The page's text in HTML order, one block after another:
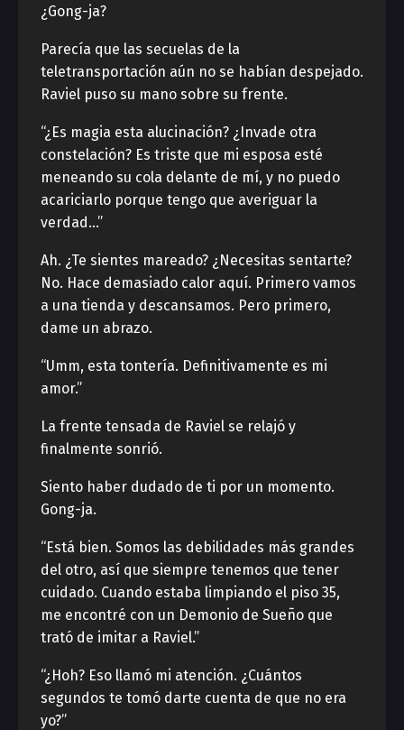
¿Gong-ja?
Parecía que las secuelas de la
teletransportación aún no se habían despejado.
Raviel puso su mano sobre su frente.
“¿Es magia esta alucinación? ¿Invade otra
constelación? Es triste que mi esposa esté
meneando su cola delante de mí, y no puedo
acariciarlo porque tengo que averiguar la
verdad…”
Ah. ¿Te sientes mareado? ¿Necesitas sentarte?
No. Hace demasiado calor aquí. Primero vamos
a una tienda y descansamos. Pero primero,
dame un abrazo.
“Umm, esta tontería. Definitivamente es mi
amor.”
La frente tensada de Raviel se relajó y
finalmente sonrió.
Siento haber dudado de ti por un momento.
Gong-ja.
“Está bien. Somos las debilidades más grandes
del otro, así que siempre tenemos que tener
cuidado. Cuando estaba limpiando el piso 35,
me encontré con un Demonio de Sueño que
trató de imitar a Raviel.”
“¿Hoh? Eso llamó mi atención. ¿Cuántos
segundos te tomó darte cuenta de que no era
yo?”